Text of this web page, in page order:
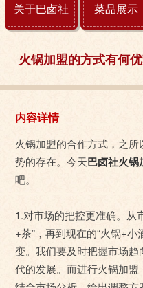
关于巴卤社 菜品展示
火锅加盟的方式有何
内容详情
火锅加盟的合作方式，之
势的存在。今天巴卤社火锅
吧。
1.对市场的把控更准确。从
+茶”，再到现在的“火锅+
变。我们要及时把握市场
代的发展。而进行火锅加